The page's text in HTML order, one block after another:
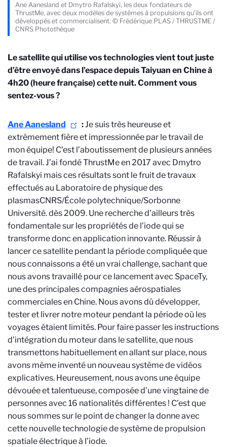
Ane Aanesland et Dmytro Rafalskyi, les deux fondateurs de
ThrustMe, avec deux modèles de systèmes à propulsions qu’ils ont
développés et commercialisent. © Frédérique PLAS / THRUSTME /
CNRS Photothèque
Le satellite qui utilise vos technologies vient tout juste
d’être envoyé dans l’espace depuis Taiyuan en Chine à
4h20 (heure française) cette nuit. Comment vous
sentez-vous ?
Ane Aanesland : Je suis très heureuse et
extrêmement fière et impressionnée par le travail de
mon équipe! C’est l’aboutissement de plusieurs années
de travail. J’ai fondé ThrustMe en 2017 avec Dmytro
Rafalskyi mais ces résultats sont le fruit de travaux
effectués au Laboratoire de physique des
plasmasCNRS/École polytechnique/Sorbonne
Université.dès 2009. Une recherche d’ailleurs très
fondamentale sur les propriétés de l’iode qui se
transforme donc en application innovante. Réussir à
lancer ce satellite pendant la période compliquée que
nous connaissons a été un vrai challenge, sachant que
nous avons travaillé pour ce lancement avec SpaceTy,
une des principales compagnies aérospatiales
commerciales en Chine. Nous avons dû développer,
tester et livrer notre moteur pendant la période où les
voyages étaient limités. Pour faire passer les instructions
d’intégration du moteur dans le satellite, que nous
transmettons habituellement en allant sur place, nous
avons même inventé un nouveau système de vidéos
explicatives. Heureusement, nous avons une équipe
dévouée et talentueuse, composée d’une vingtaine de
personnes avec 16 nationalités différentes ! C’est que
nous sommes sur le point de changer la donne avec
cette nouvelle technologie de système de propulsion
spatiale électrique à l’iode.